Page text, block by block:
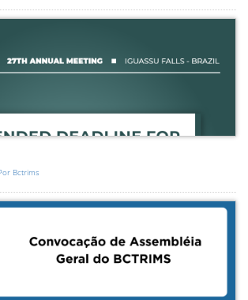
Bctrims